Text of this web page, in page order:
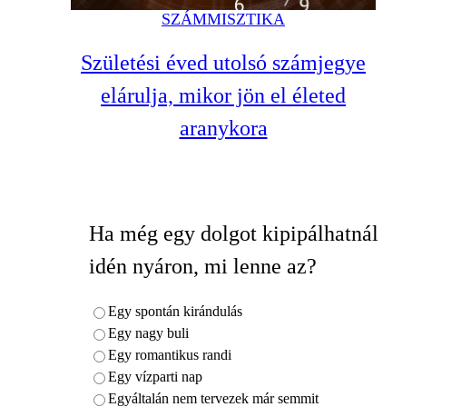
SZÁMMISZTIKA
Születési éved utolsó számjegye
elárulja, mikor jön el életed
aranykora
Ha még egy dolgot kipipálhatnál
idén nyáron, mi lenne az?
Egy spontán kirándulás
Egy nagy buli
Egy romantikus randi
Egy vízparti nap
Egyáltalán nem tervezek már semmit